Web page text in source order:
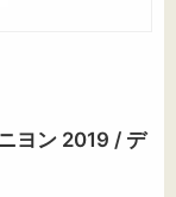
ヨン 2019 / デ